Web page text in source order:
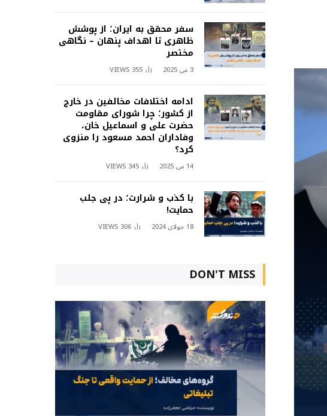
سفر محقق به ایران؛ از پوشش
ظاهری تا اهداف پنهان – نگاهی
مختصر
3 می 2025 355
VIEWS
ادامه اختلافات مخالفین در خارج
از کشور؛ چرا شورای مقاومت
حضرت علی و اسماعیل خان،
وفاداران احمد مسعود را منزوی
کرد؟
14 می 2025 345
VIEWS
با کذب و شرارت؛ در پی جلب
حمایت!
18 جولای 2024 306
VIEWS
DON'T MISS